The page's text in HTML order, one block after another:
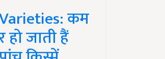
कम
जाती हैं